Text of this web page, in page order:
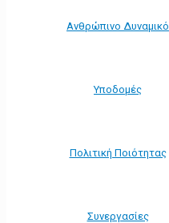
Ανθρώπινο Δυναμικό
Υποδομές
Πολιτική Ποιότητας
Συνεργασίες